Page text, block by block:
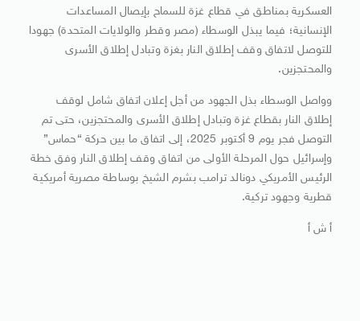
العسكرية بمناطق في قطاع غزة للسماح بإيصال المساعدات
الإنسانية؛ فيما يبذل الوسطاء (مصر وقطر والولايات المتحدة) جهودا
للتوصل لاتفاق وقف إطلاق النار بغزة وتبادل إطلاق الأسرى
والمحتجزين.
وواصل الوسطاء بذل الجهود من أجل إعلان اتفاق شامل لوقف
إطلاق النار بقطاع غزة وتبادل إطلاق الأسرى والمحتجزين، حتى تم
التوصل فجر يوم 9 أكتوبر 2025، إلى اتفاق ما بين حركة “حماس”
وإسرائيل حول المرحلة الأولى من اتفاق وقف إطلاق النار وفق خطة
الرئيس الأمريكي دونالد ترامب بشرم الشيخ بوساطة مصرية أمريكية
قطرية وجهود تركية.
أ ش أ